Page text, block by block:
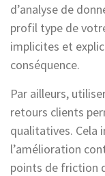
d’analyse de
profil type de
implicites et
conséquence.
Par ailleurs,
retours clients
qualitatives. Cela
l’amélioration
points de friction